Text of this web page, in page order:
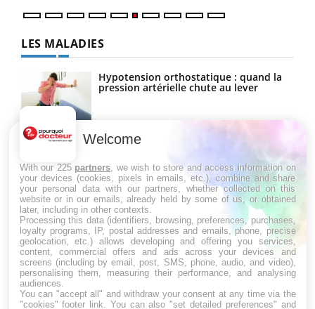
LES MALADIES
Hypotension orthostatique : quand la
pression artérielle chute au lever
Drépanocytose : une déformation des
globules rouges aux conséquences
Maladie de Charcot (Sclérose latérale
amyotrophique)
Welcome
With our 225 partners , we wish to store and access information on
your devices (cookies, pixels in emails, etc.), combine and share
your personal data with our partners, whether collected on this
website or in our emails, already held by some of us, or obtained
later, including in other contexts.
Processing this data (identifiers, browsing, preferences, purchases,
loyalty programs, IP, postal addresses and emails, phone, precise
geolocation, etc.) allows developing and offering you services,
content, commercial offers and ads across your devices and
screens (including by email, post, SMS, phone, audio, and video),
personalising them, measuring their performance, and analysing
audiences.
You can "accept all" and withdraw your consent at any time via the
"cookies" footer link . You can also "set detailed preferences" and